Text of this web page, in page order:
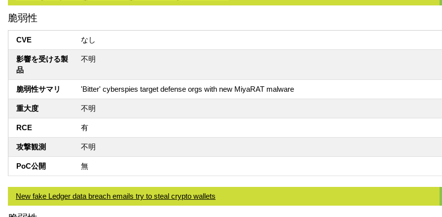
脆弱性
CVE なし
影響を受ける製
品
不明
脆弱性サマリ 'Bitter' cyberspies target defense orgs with new MiyaRAT malware
重大度 不明
RCE 有
攻撃観測 不明
PoC公開 無
New fake Ledger data breach emails try to steal crypto wallets